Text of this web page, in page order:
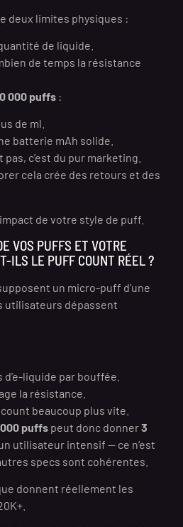
deux limites physiques :
de liquide.
de temps la résistance
000 puffs :
de ml.
batterie mAh solide.
c’est du pur marketing.
cela crée des retours et des
de votre style de puff.
VOS PUFFS ET VOTRE
ILS LE PUFF COUNT RÉEL ?
un micro-puff d’une
utilisateurs dépassent
liquide par bouffée.
la résistance.
beaucoup plus vite.
puffs peut donc donner3
utilisateur intensif — ce n’est
specs sont cohérentes.
donnent réellement les